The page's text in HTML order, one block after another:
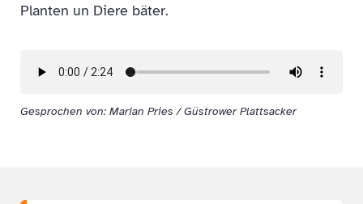
Planten un Diere bäter.
Gesprochen von: Marian Pries / Güstrower Plattsacker